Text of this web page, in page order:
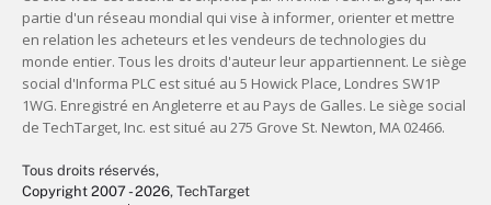
Tous droits réservés,
Copyright 2007 - 2026, TechTarget